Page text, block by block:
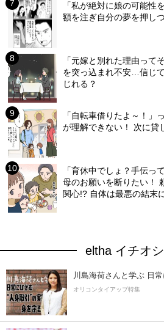
「私が絶対に娘の可能
額を注ぎ自分の夢を押し
「元嫁と別れた理由って
を突っ込まれ不安…信じ
じれる？
「自転車借りたよ～！」
が理解できない！ 次に貸
「育休中でしょ？手伝っ
母のお願いを断りたい！
関心!? 自体は最悪の結末
eltha イチオ
川島海荷さんと学ぶ 日
オリコンタイアップ特集